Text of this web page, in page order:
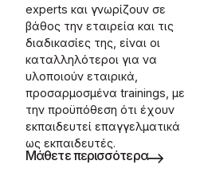
experts και γνωρίζουν σε
βάθος την εταιρεία και τις
διαδικασίες της, είναι οι
καταλληλότεροι για να
υλοποιούν εταιρικά,
προσαρμοσμένα trainings, με
την προϋπόθεση ότι έχουν
εκπαιδευτεί επαγγελματικά
ως εκπαιδευτές.
Μάθετε περισσότερα